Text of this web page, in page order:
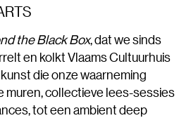
the Black Box, dat we sinds
en kolkt Vlaams Cultuurhuis
die onze waarneming
muren, collectieve lees-sessies
tot een ambient deep